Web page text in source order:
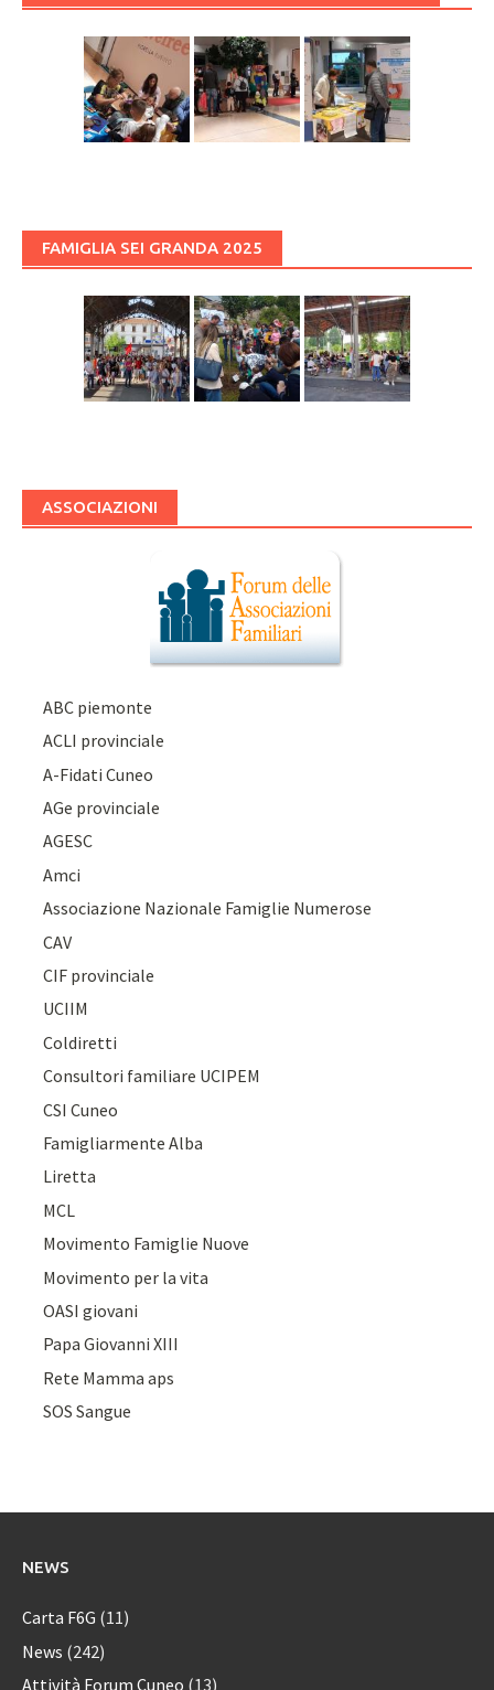
FAMIGLIA SEI GRANDA 2025
ASSOCIAZIONI
ABC piemonte
ACLI provinciale
A-Fidati Cuneo
AGe provinciale
AGESC
Amci
Associazione Nazionale Famiglie Numerose
CAV
CIF provinciale
UCIIM
Coldiretti
Consultori familiare UCIPEM
CSI Cuneo
Famigliarmente Alba
Liretta
MCL
Movimento Famiglie Nuove
Movimento per la vita
OASI giovani
Papa Giovanni XIII
Rete Mamma aps
SOS Sangue
NEWS
Carta F6G (11)
News (242)
Attività Forum Cuneo (13)